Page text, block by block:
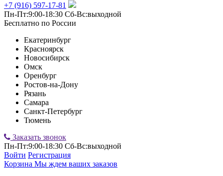
+7 (916) 597-17-81
Пн-Пт:9:00-18:30 Сб-Вс:выходной
Бесплатно по России
Екатеринбург
Красноярск
Новосибирск
Омск
Оренбург
Ростов-на-Дону
Рязань
Самара
Санкт-Петербург
Тюмень
Заказать звонок
Пн-Пт:9:00-18:30 Сб-Вс:выходной
Войти Регистрация
Корзина Мы ждем ваших заказов